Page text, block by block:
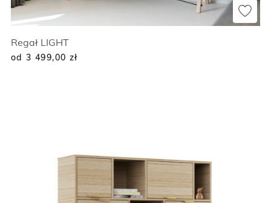
Regał LIGHT
od 3 499,00 zł